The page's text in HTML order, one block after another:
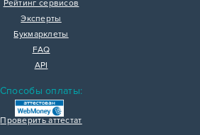
Рейтинг сервисов
Эксперты
Букмарклеты
FAQ
API
Способы оплаты:
Проверить аттестат